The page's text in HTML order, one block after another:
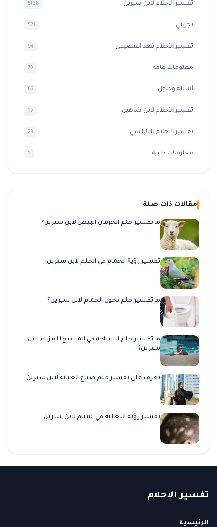
تفسير الاحلام لابن سيرين 5138
تجربتي 521
تفسير الأحلام فهد العصيمي 94
معلومات عامة 70
أسئلة وحلول 66
تفسير الأحلام لابن شاهين 19
تفسير الاحلام للنابلسي 23
معلومات طبية 1
مقالات ذات صلة
ما تفسير حلم الخرفان البيض لابن سيرين؟
تفسير رؤية الحمام في الحلم لابن سيرين
ما تفسير حلم دخول الحمام لابن سيرين؟
ما تفسير حلم السباحة في المسبح للعزباء لابن
سيرين؟
تعرف على تفسير حلم ضياع العبايه لابن سيرين
تفسير رؤية الثعلبة في المنام لابن سيرين
تفسير الاحلام
الرئيسية